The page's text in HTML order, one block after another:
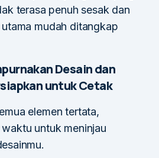
terasa penuh sesak dan
mudah ditangkap
Desain dan
untuk Cetak
elemen tertata,
untuk meninjau